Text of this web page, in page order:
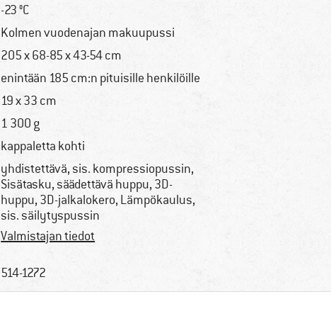
-23 °C
Kolmen vuodenajan makuupussi
205 x 68-85 x 43-54 cm
enintään 185 cm:n pituisille henkilöille
19 x 33 cm
1 300 g
kappaletta kohti
yhdistettävä, sis. kompressiopussin,
Sisätasku, säädettävä huppu, 3D-
huppu, 3D-jalkalokero, Lämpökaulus,
sis. säilytyspussin
Valmistajan tiedot
514-1272